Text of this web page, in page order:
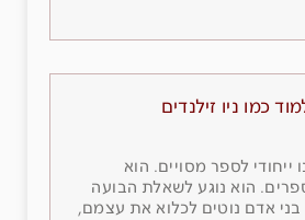
כמו ניו זילנדים
ייחודי לספר מסויים. הוא
הוא נוגע לשאלת הבועה
אדם נוטים לכלוא את עצמם,